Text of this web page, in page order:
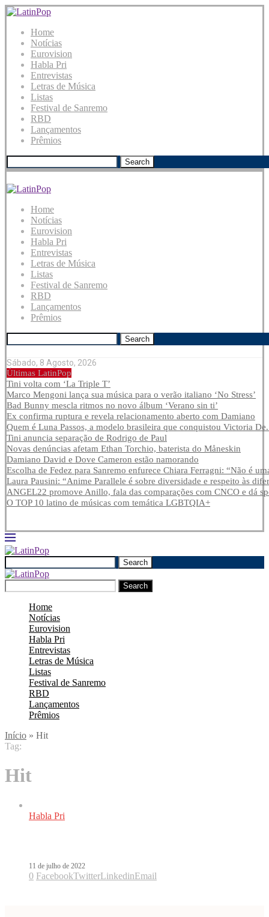
Home
Notícias
Eurovision
Habla Pri
Entrevistas
Letras de Música
Listas
Festival de Sanremo
RBD
Lançamentos
Prêmios
Search
Home
Notícias
Eurovision
Habla Pri
Entrevistas
Letras de Música
Listas
Festival de Sanremo
RBD
Lançamentos
Prêmios
Search
Sábado, 8 Agosto, 2026
Últimas LatinPop
Tini volta com ‘La Triple T’
Marco Mengoni lança sua música para o verão italiano ‘No Stress’
Bad Bunny mescla ritmos no novo álbum ‘Verano sin ti’
Ex confirma ruptura e revela relacionamento aberto com Damiano
Quem é Luna Passos, a modelo brasileira que conquistou Victoria
Tini anuncia separação de Rodrigo de Paul
Novas denúncias afetam Ethan Torchio, baterista do Måneskin
Damiano David e Dove Cameron estão namorando
Escolha de Fedez para Sanremo enfurece Chiara Ferragni: “Não é
Laura Pausini: “Anime Parallele é sobre diversidade e respeito às
ANGEL22 promove Anillo, fala das comparações com CNCO e dá
O TOP 10 latino de músicas com temática LGBTQIA+
Search
Search
Home
Notícias
Eurovision
Habla Pri
Entrevistas
Letras de Música
Listas
Festival de Sanremo
RBD
Lançamentos
Prêmios
Início » Hit
Tag:
Hit
Habla Pri
11 de julho de 2022
0 FacebookTwitterLinkedinEmail